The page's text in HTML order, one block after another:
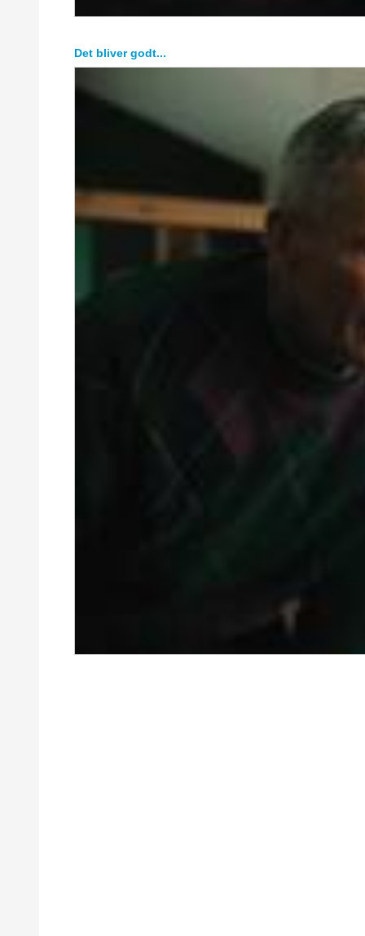
Det bliver godt...